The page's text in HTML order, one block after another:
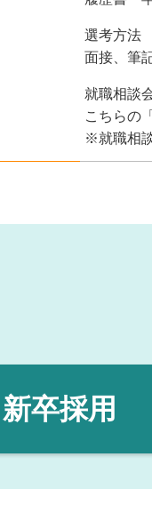
選考方法
面接、筆
就職相談
こちらの「
※就職相
新卒採用